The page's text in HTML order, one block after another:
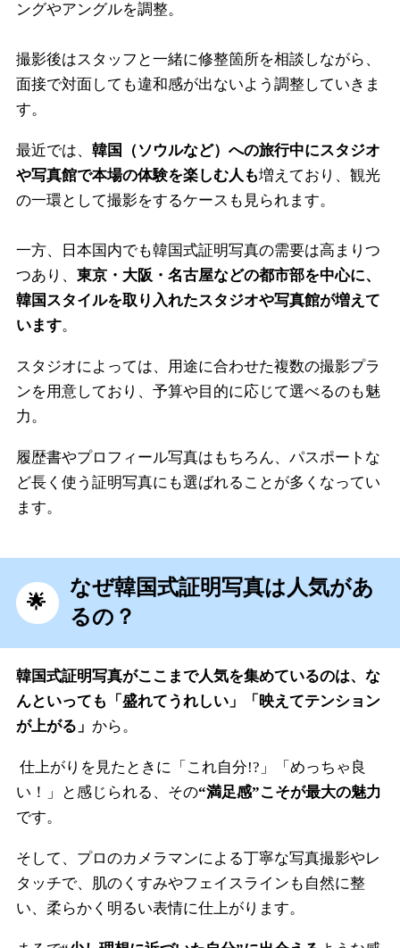
ングやアングルを調整。
撮影後はスタッフと一緒に修整箇所を相談しながら、
面接で対面しても違和感が出ないよう調整していきま
す。
最近では、 韓国（ソウルなど）への旅行中にスタジオ
や写真館で本場の体験を楽しむ人も増えており、観光
の一環として撮影をするケースも見られます。
一方、日本国内でも韓国式証明写真の需要は高まりつ
つあり、 東京・大阪・名古屋などの都市部を中心に、
韓国スタイルを取り入れたスタジオや写真館が増えて
います。
スタジオによっては、用途に合わせた複数の撮影プラ
ンを用意しており、予算や目的に応じて選べるのも魅
力。
履歴書やプロフィール写真はもちろん、パスポートな
ど長く使う証明写真にも選ばれることが多くなってい
ます。
なぜ韓国式証明写真は人気があ
るの？
韓国式証明写真がここまで人気を集めているのは、な
んといっても「盛れてうれしい」「映えてテンション
が上がる」 から。
仕上がりを見たときに「これ自分!?」「めっちゃ良
い！」と感じられる、その“満足感”こそが最大の魅力
です。
そして、プロのカメラマンによる丁寧な写真撮影やレ
タッチで、肌のくすみやフェイスラインも自然に整
い、柔らかく明るい表情に仕上がります。